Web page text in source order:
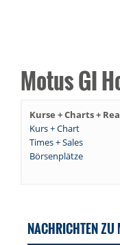
Motus GI
Kurse + Charts +
Kurs + Chart
Times + Sales
Börsenplätze
NACHRICHTEN ZU